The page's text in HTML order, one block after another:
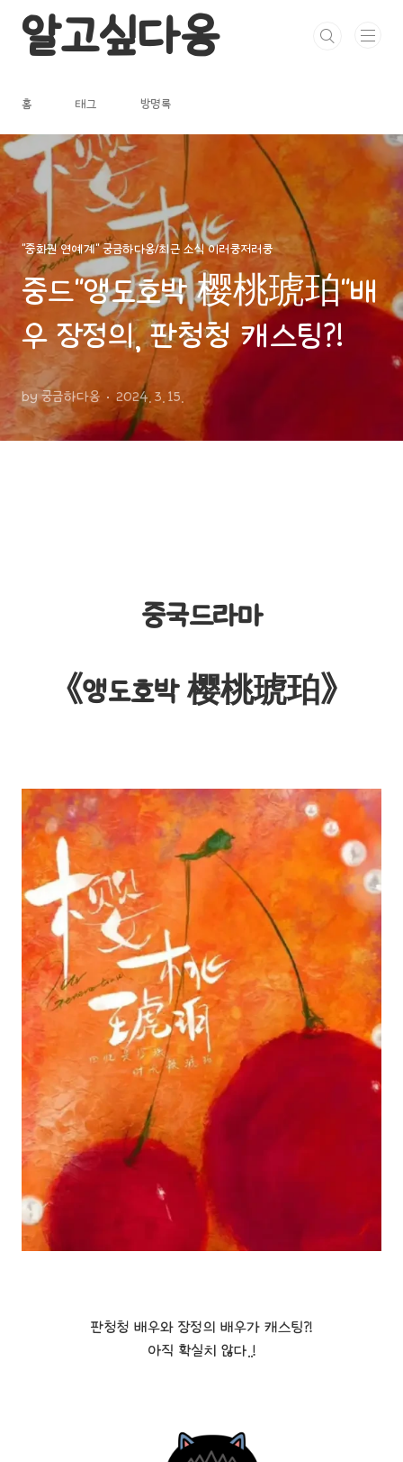
알고싶다옹
홈 태그 방명록
"중화권 연예계" 궁금하다옹/최근 소식 이러쿵저러쿵
중드"앵도호박 樱桃琥珀"배
우 장정의, 판청청 캐스팅?!
by 궁금하다옹 2024. 3. 15.
중국드라마
《앵도호박 樱桃琥珀》
판청청 배우와 장정의 배우가 캐스팅?!
아직 확실치 않다..!